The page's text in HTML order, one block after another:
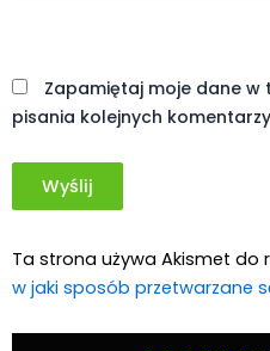
Zapamiętaj moje dane
pisania kolejnych
Ta strona używa Akismet do
w jaki sposób przetwarzane